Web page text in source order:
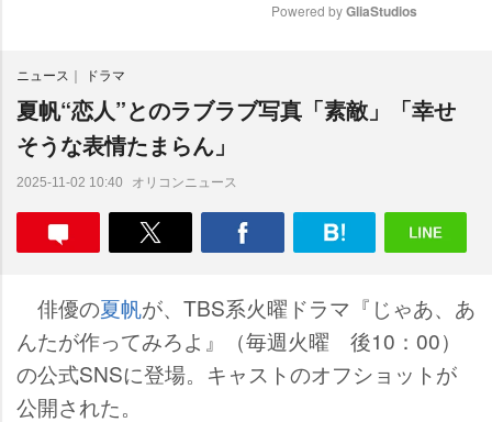
e
Powered by GliaStudios
ニュース ドラマ
夏帆“恋人”とのラブラブ写真「素敵」「幸せ
そうな表情たまらん」
2025-11-02 10:40 オリコンニュース
俳優の夏帆が、TBS系火曜ドラマ『じゃあ、あ
んたが作ってみろよ』（毎週火曜 後10：00）
の公式SNSに登場。キャストのオフショットが
公開された。